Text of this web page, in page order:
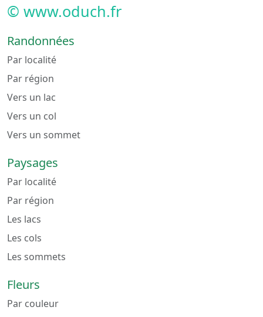
© www.oduch.fr
Randonnées
Par localité
Par région
Vers un lac
Vers un col
Vers un sommet
Paysages
Par localité
Par région
Les lacs
Les cols
Les sommets
Fleurs
Par couleur